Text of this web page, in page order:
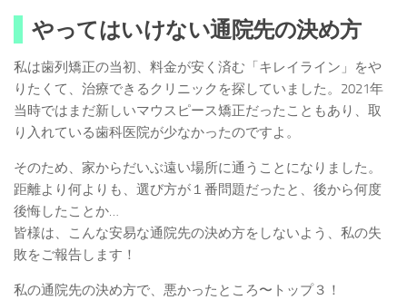
やってはいけない通院先の決め方
私は歯列矯正の当初、料金が安く済む「キレイライン」をや
りたくて、治療できるクリニックを探していました。2021年
当時ではまだ新しいマウスピース矯正だったこともあり、取
り入れている歯科医院が少なかったのですよ。
そのため、家からだいぶ遠い場所に通うことになりました。
距離より何よりも、選び方が１番問題だったと、後から何度
後悔したことか…
皆様は、こんな安易な通院先の決め方をしないよう、私の失
敗をご報告します！
私の通院先の決め方で、悪かったところ〜トップ３！